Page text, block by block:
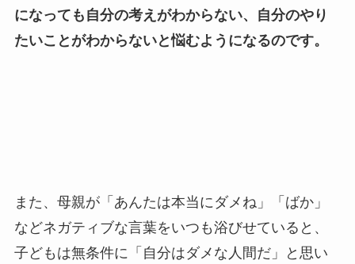
になっても自分の考えがわからない、自分のやり
たいことがわからないと悩むようになるのです。
また、母親が「あんたは本当にダメね」「ばか」
などネガティブな言葉をいつも浴びせていると、
子どもは無条件に「自分はダメな人間だ」と思い